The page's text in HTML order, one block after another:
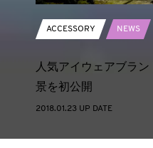
ACCESSORY NEWS
人気アイウェアブラ
景を初公開
2018.01.23 UP DATE